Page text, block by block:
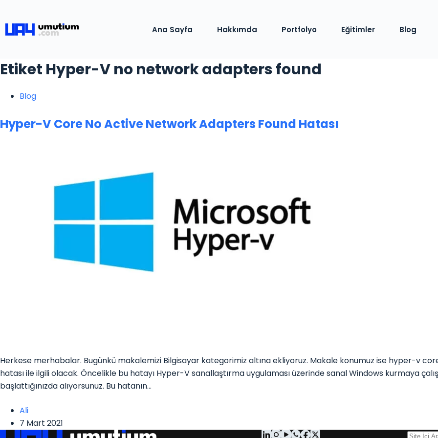
Ana Sayfa Hakkımda Portfolyo Eğitimler Blog
Etiket Hyper-V no network adapters found
Blog
Hyper-V Core No Active Network Adapters Found Hatası
Herkese merhabalar. Bugünkü makalemizi Bilgisayar kategorimiz altına ekliyoruz. Makale konumuz ise hyper-v
hatası ile ilgili olacak. Öncelikle bu hatayı Hyper-V sanallaştırma uygulaması üzerinde sanal Windows kurmaya
başlattığınızda alıyorsunuz. Bu hatanın…
Ali
7 Mart 2021